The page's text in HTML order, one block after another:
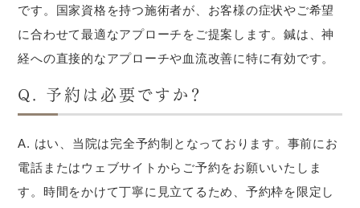
です。国家資格を持つ施術者が、お客様の症状やご希望
に合わせて最適なアプローチをご提案します。鍼は、神
経への直接的なアプローチや血流改善に特に有効です。
Q. 予約は必要ですか？
A. はい、当院は完全予約制となっております。事前にお
電話またはウェブサイトからご予約をお願いいたしま
す。時間をかけて丁寧に見立てるため、予約枠を限定し